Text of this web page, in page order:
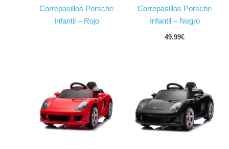
Correpasillos Porsche
Infantil – Rojo
Correpasillos Porsche
Infantil – Negro
49.99€